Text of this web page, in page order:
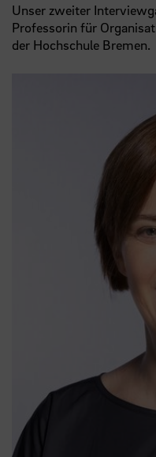
Unser zweiter
Professorin für
der Hochschule Bremen.